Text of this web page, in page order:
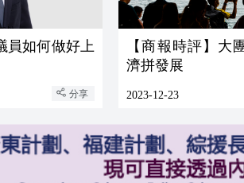
員如何做好上
分享
【商報時評】大
濟拼發展
2023-12-23